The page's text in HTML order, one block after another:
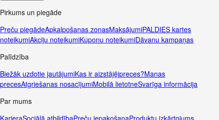
Pirkums un piegāde
Preču piegādeApkalpošanas zonasMaksājumiPALDIES kartes
noteikumiAkciju noteikumiKuponu noteikumiDāvanu kampaņas
Palīdzība
Biežāk uzdotie jautājumiKas ir aizstājējpreces?Manas
precesAtgriešanas nosacījumiMobilā lietotneSvarīga informācija
Par mums
KarjeraSociālā atbildībaPreču iepakošanaProduktu izkārtojums